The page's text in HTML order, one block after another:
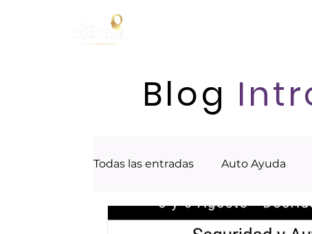
Blog
Todas las entradas Auto Ayuda
Colaboraciones